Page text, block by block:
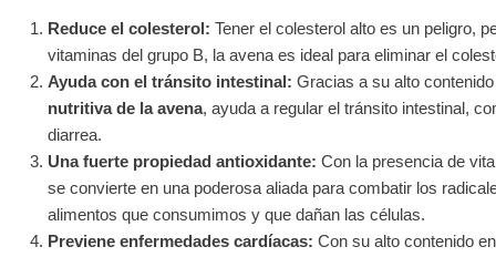
Reduce el colesterol: Tener el colesterol alto es un peligro,
vitaminas del grupo B, la avena es ideal para eliminar el
Ayuda con el tránsito intestinal: Gracias a su alto
nutritiva de la avena, ayuda a regular el tránsito intestinal,
diarrea.
Una fuerte propiedad antioxidante: Con la presencia de
se convierte en una poderosa aliada para combatir los
alimentos que consumimos y que dañan las células.
Previene enfermedades cardíacas: Con su alto contenido